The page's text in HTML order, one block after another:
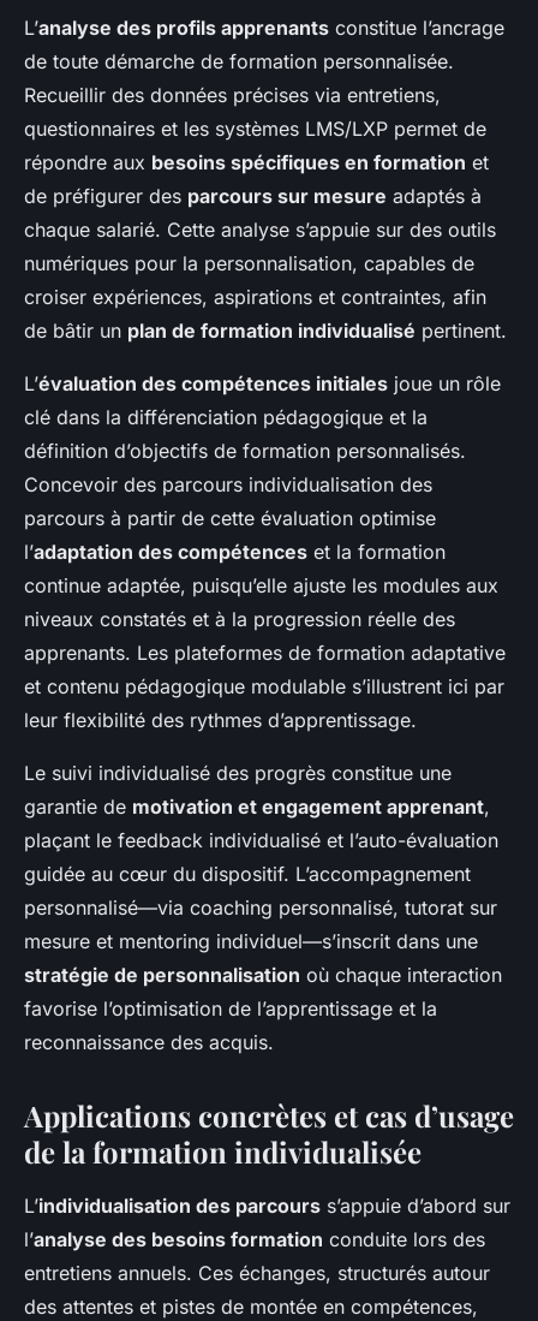
L’analyse des profils apprenants constitue l’ancrage
de toute démarche de formation personnalisée.
Recueillir des données précises via entretiens,
questionnaires et les systèmes LMS/LXP permet de
répondre aux besoins spécifiques en formation et
de préfigurer des parcours sur mesure adaptés à
chaque salarié. Cette analyse s’appuie sur des outils
numériques pour la personnalisation, capables de
croiser expériences, aspirations et contraintes, afin
de bâtir un plan de formation individualisé pertinent.
L’évaluation des compétences initiales joue un rôle
clé dans la différenciation pédagogique et la
définition d’objectifs de formation personnalisés.
Concevoir des parcours individualisation des
parcours à partir de cette évaluation optimise
l’adaptation des compétences et la formation
continue adaptée, puisqu’elle ajuste les modules aux
niveaux constatés et à la progression réelle des
apprenants. Les plateformes de formation adaptative
et contenu pédagogique modulable s’illustrent ici par
leur flexibilité des rythmes d’apprentissage.
Le suivi individualisé des progrès constitue une
garantie de motivation et engagement apprenant,
plaçant le feedback individualisé et l’auto-évaluation
guidée au cœur du dispositif. L’accompagnement
personnalisé—via coaching personnalisé, tutorat sur
mesure et mentoring individuel—s’inscrit dans une
stratégie de personnalisation où chaque interaction
favorise l’optimisation de l’apprentissage et la
reconnaissance des acquis.
Applications concrètes et cas d’usage
de la formation individualisée
L’individualisation des parcours s’appuie d’abord sur
l’analyse des besoins formation conduite lors des
entretiens annuels. Ces échanges, structurés autour
des attentes et pistes de montée en compétences,